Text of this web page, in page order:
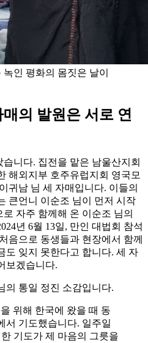
인 평화의 몸짓은 날이
의 발원은 서로 연
니다. 집전을 맡은 남울산지회
해외지부 호주유럽지회 영국모
귀남 님 세 자매입니다. 이들의
큰언니 이순조 님이 먼저 시작
자주 함께해 온 이순조 님의
년 6월 13일, 만인 대법회 참석
음으로 동생들과 현장에서 함께
도 잊지 못한다고 합니다. 세 자
보겠습니다.
의 통일 정진 소감입니다.
위해 한국에 왔을 때 동
서 기도했습니다. 일주일
기도가 제 마음의 그릇을